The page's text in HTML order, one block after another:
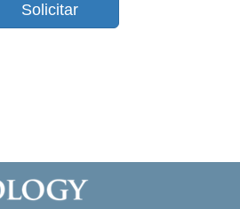
Solicitar